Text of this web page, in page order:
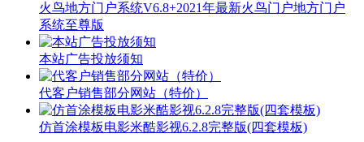
火鸟地方门户系统V6.8+2021年最新火鸟门户地方门户
系统至尊版
本站广告投放须知
代客户销售部分网站（特价）
仿首涂模板电影米酷影视6.2.8完整版(四套模板)